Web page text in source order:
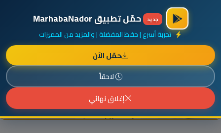
أضف نشاطك مجاناً
جديد حمّل تطبيق MarhabaNador
تجربة أسرع | حفظ المفضلة | والمزيد من المميزات
حمّل الآن
لاحقاً
إغلاق نهائي
إعلان ممول المزيد حول هذا الإعلان